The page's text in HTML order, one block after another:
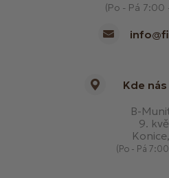
(Po - Pá 7:00
Kde
B-
9.
(Po - Pá